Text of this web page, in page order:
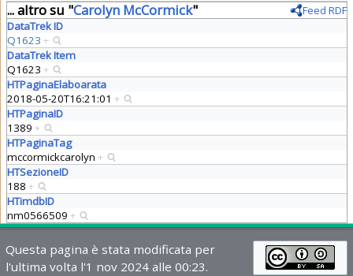
... altro su "Carolyn McCormick"
Feed RDF
DataTrek ID
Q1623 +
DataTrek Item
Q1623 +
HTPaginaElaboarata
2018-05-20T16:21:01 +
HTPaginaID
1389 +
HTPaginaTag
mccormickcarolyn +
HTSezioneID
188 +
HTimdbID
nm0566509 +
Questa pagina è stata modificata per
l'ultima volta l'1 nov 2024 alle 00:23.